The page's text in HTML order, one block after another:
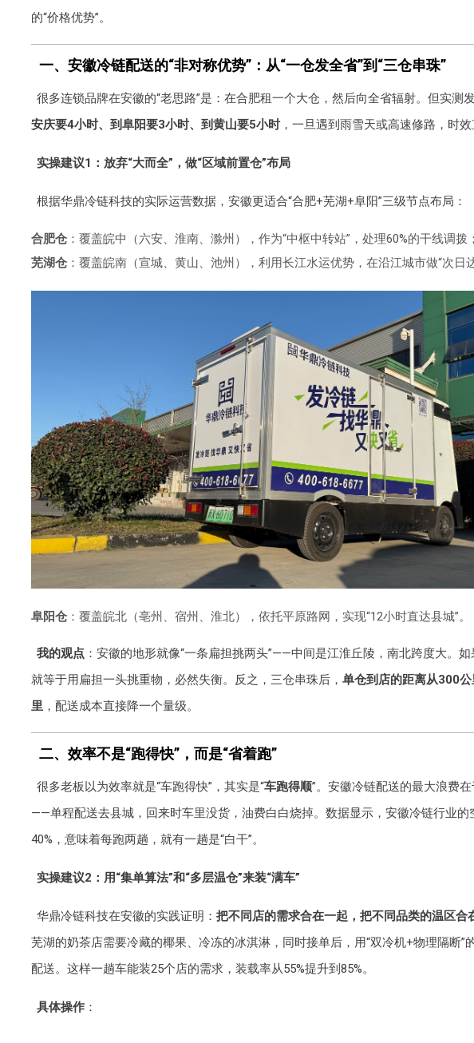
的“价格优势”。
一、安徽冷链配送的“非对称优势”：从“一仓发全省”到“三仓串珠”
很多连锁品牌在安徽的“老思路”是：在合肥租一个大仓，然后向全省辐射。但实测
安庆要4小时、到阜阳要3小时、到黄山要5小时，一旦遇到雨雪天或高速修路，时
实操建议1：放弃“大而全”，做“区域前置仓”布局
根据华鼎冷链科技的实际运营数据，安徽更适合“合肥+芜湖+阜阳”三级节点布局：
合肥仓：覆盖皖中（六安、淮南、滁州），作为“中枢中转站”，处理60%的干线调拨
芜湖仓：覆盖皖南（宣城、黄山、池州），利用长江水运优势，在沿江城市做“次日
阜阳仓：覆盖皖北（亳州、宿州、淮北），依托平原路网，实现“12小时直达县城”。
我的观点 ：安徽的地形就像“一条扁担挑两头”——中间是江淮丘陵，南北跨度大。
就等于用扁担一头挑重物，必然失衡。反之，三仓串珠后， 单仓到店的距离从300
里，配送成本直接降一个量级。
二、效率不是“跑得快”，而是“省着跑”
很多老板以为效率就是“车跑得快”，其实是“车跑得顺”。安徽冷链配送的最大浪费在
——单程配送去县城，回来时车里没货，油费白白烧掉。数据显示，安徽冷链行业的
40%，意味着每跑两趟，就有一趟是“白干”。
实操建议2：用“集单算法”和“多层温仓”来装“满车”
华鼎冷链科技在安徽的实践证明：把不同店的需求合在一起，把不同品类的温区合
芜湖的奶茶店需要冷藏的椰果、冷冻的冰淇淋，同时接单后，用“双冷机+物理隔断”
配送。这样一趟车能装25个店的需求，装载率从55%提升到85%。
具体操作 ：